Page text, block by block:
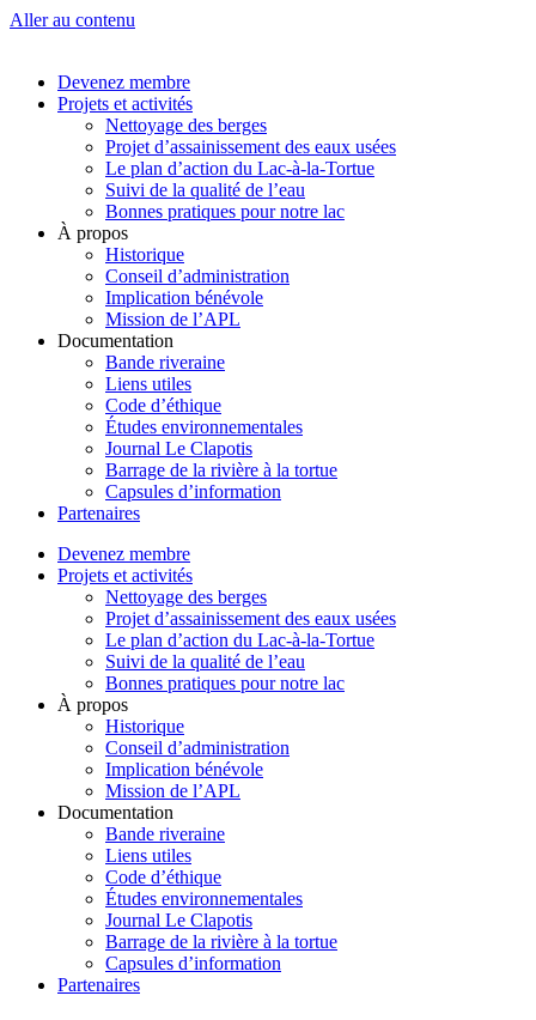
Aller au contenu
Devenez membre
Projets et activités
Nettoyage des berges
Projet d’assainissement des eaux usées
Le plan d’action du Lac-à-la-Tortue
Suivi de la qualité de l’eau
Bonnes pratiques pour notre lac
À propos
Historique
Conseil d’administration
Implication bénévole
Mission de l’APL
Documentation
Bande riveraine
Liens utiles
Code d’éthique
Études environnementales
Journal Le Clapotis
Barrage de la rivière à la tortue
Capsules d’information
Partenaires
Devenez membre
Projets et activités
Nettoyage des berges
Projet d’assainissement des eaux usées
Le plan d’action du Lac-à-la-Tortue
Suivi de la qualité de l’eau
Bonnes pratiques pour notre lac
À propos
Historique
Conseil d’administration
Implication bénévole
Mission de l’APL
Documentation
Bande riveraine
Liens utiles
Code d’éthique
Études environnementales
Journal Le Clapotis
Barrage de la rivière à la tortue
Capsules d’information
Partenaires